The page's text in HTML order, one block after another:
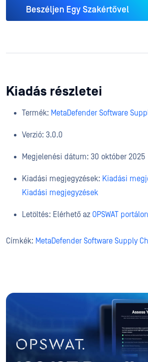
Beszéljen Egy Szakértővel
Kiadás részletei
Termék: MetaDefender Software
Verzió: 3.0.0
Megjelenési dátum: 30 október 2025
Kiadási megjegyzések: Kiadási
Kiadási megjegyzések
Letöltés: Elérhető az OPSWAT portálon
Címkék: MetaDefender Software Supply